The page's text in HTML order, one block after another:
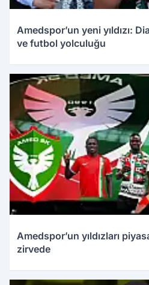
Amedspor’un yeni yıldızı:
ve futbol yolculuğu
Amedspor’un yıldızları
zirvede